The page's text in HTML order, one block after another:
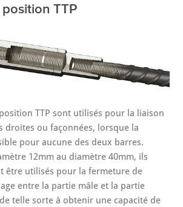
TTP
TTP sont utilisés pour la liaison
droites ou façonnées, lorsque la
pour aucune des deux barres.
12mm au diamètre 40mm, ils
être utilisés pour la fermeture de
entre la partie mâle et la partie
telle sorte à obtenir une capacité de